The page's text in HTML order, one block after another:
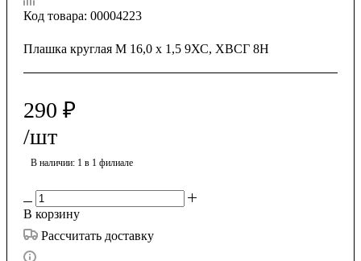
Код товара: 00004223
Плашка круглая М 16,0 х 1,5 9ХС, ХВСГ 8Н
290 ₽
/шт
В наличии: 1 в 1 филиале
В корзину
Рассчитать доставку